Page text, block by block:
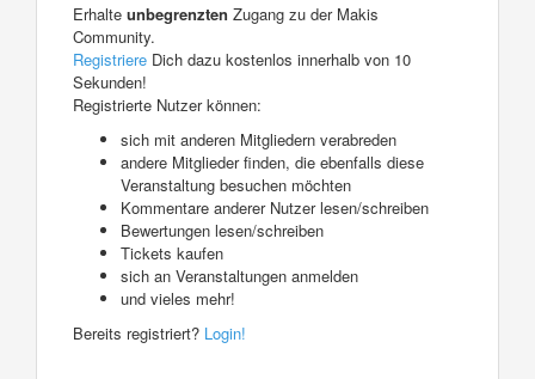
Erhalte unbegrenzten Zugang zu der Makis
Community.
Registriere Dich dazu kostenlos innerhalb von 10
Sekunden!
Registrierte Nutzer können:
sich mit anderen Mitgliedern verabreden
andere Mitglieder finden, die ebenfalls diese
Veranstaltung besuchen möchten
Kommentare anderer Nutzer lesen/schreiben
Bewertungen lesen/schreiben
Tickets kaufen
sich an Veranstaltungen anmelden
und vieles mehr!
Bereits registriert? Login!